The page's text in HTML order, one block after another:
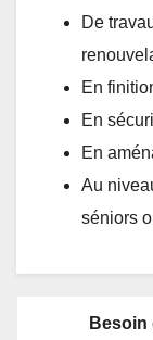
De
En
En
En
Au
séniors
Besoin